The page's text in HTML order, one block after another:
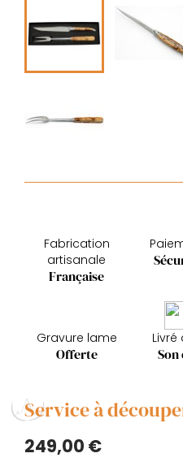
Fabrication
artisanale
Française
Gravure lame
Offerte
Livré
Service à
249,00 €